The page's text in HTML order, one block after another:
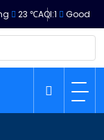
23 ℃AQI:1 Good